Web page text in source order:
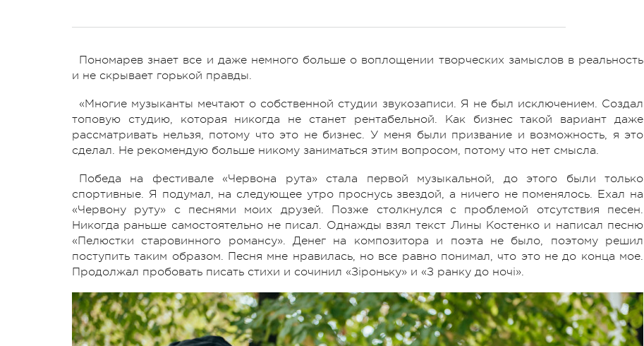
Пономарев знает все и даже немного больше о воплощении творческих замыслов в реальность
и не скрывает горькой правды.
«Многие музыканты мечтают о собственной студии звукозаписи. Я не был исключением. Создал
топовую студию, которая никогда не станет рентабельной. Как бизнес такой вариант даже
рассматривать нельзя, потому что это не бизнес. У меня были призвание и возможность, я это
сделал. Не рекомендую больше никому заниматься этим вопросом, потому что нет смысла.
Победа на фестивале «Червона рута» стала первой музыкальной, до этого были только
спортивные. Я подумал, на следующее утро проснусь звездой, а ничего не поменялось. Ехал на
«Червону руту» с песнями моих друзей. Позже столкнулся с проблемой отсутствия песен.
Никогда раньше самостоятельно не писал. Однажды взял текст Лины Костенко и написал песню
«Пелюстки старовинного романсу». Денег на композитора и поэта не было, поэтому решил
поступить таким образом. Песня мне нравилась, но все равно понимал, что это не до конца мое.
Продолжал пробовать писать стихи и сочинил «Зіроньку» и «З ранку до ночі».